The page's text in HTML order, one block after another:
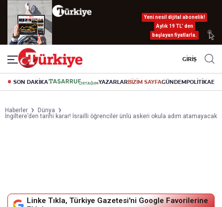
Yeni nesil dijital abonelik!
Aylık 19 TL’ den
başlayan fiyatlarla.
GİRİŞ
SON DAKİKA YAZARLARBİZİM SAYFAGÜNDEMPOLİTİKA
Haberler
Dünya
İngiltere’den tarihi karar! İsrailli öğrenciler ünlü askeri okula adım atamayacak
Linke Tıkla, Türkiye Gazetesi'ni Google Favorilerine